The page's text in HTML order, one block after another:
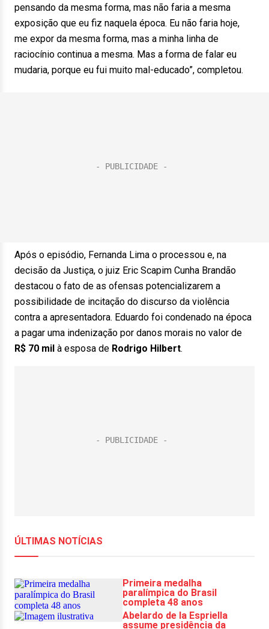
pensando da mesma forma, mas não faria a mesma
exposição que eu fiz naquela época. Eu não faria hoje,
me expor da mesma forma, mas a minha linha de
raciocínio continua a mesma. Mas a forma de falar eu
mudaria, porque eu fui muito mal-educado”, completou.
Após o episódio, Fernanda Lima o processou e, na
decisão da Justiça, o juiz Eric Scapim Cunha Brandão
destacou o fato de as ofensas potencializarem a
possibilidade de incitação do discurso da violência
contra a apresentadora. Eduardo foi condenado na época
a pagar uma indenização por danos morais no valor de
R$ 70 mil à esposa de Rodrigo Hilbert.